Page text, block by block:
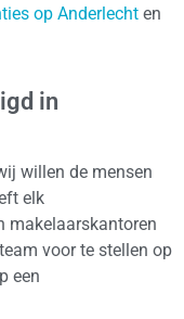
op Anderlecht en
in
willen de mensen
elk
makelaarskantoren
voor te stellen op
een